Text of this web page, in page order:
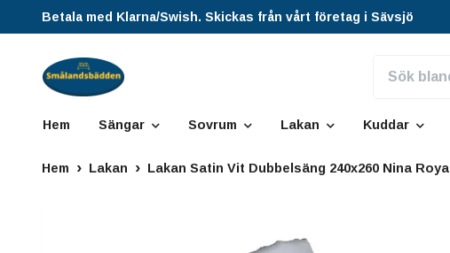
Betala med Klarna/Swish. Skickas från vårt företag i Sävsjö
Hem Sängar Sovrum Lakan Kuddar
Hem Lakan Lakan Satin Vit Dubbelsäng 240x260 Nina Royal